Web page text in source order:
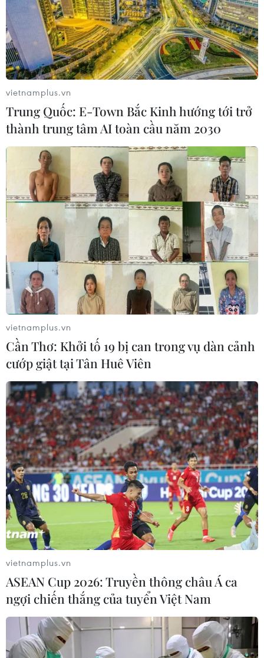
EU điều chỉnh chiến lược chung để đối
mặt với đại dịch COVID-19
25/02/2021 23:13
Đây là cơ hội cho các nhà lãnh đạo EU giải quyết
những vấn đề còn tồn tại liên quan đến chiến lược tiêm
chủng vắcxin, hạn chế việc di chuyển tự do của người
dân hay vấn đề lưu thông hàng hóa...
EU cảnh báo các nước không vội dỡ bỏ các
biện pháp phòng chống dịch
26/02/2021 00:30
Các nhà lãnh đạo EU đánh giá sẽ mất vài tháng chứ
không phải vài tuần để đảm bảo đủ nguồn cung vắcxin,
giữa lúc các biến thể mới của SARS-CoV-2 lan nhanh
gây ảnh hưởng đến kế hoạch tiêm chủng.
vietnamplus.vn
Trung Quốc: E-Town Bắc Kinh hướng tới trở
thành trung tâm AI toàn cầu năm 2030
vietnamplus.vn
Cần Thơ: Khởi tố 19 bị can trong vụ dàn cảnh
cướp giật tại Tân Huê Viên
vietnamplus.vn
ASEAN Cup 2026: Truyền thông châu Á ca
ngợi chiến thắng của tuyển Việt Nam